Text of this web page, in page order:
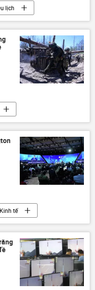
lịch
trang Nga
Kinh tế